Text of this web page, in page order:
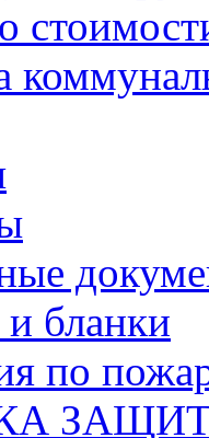
и бланки
по